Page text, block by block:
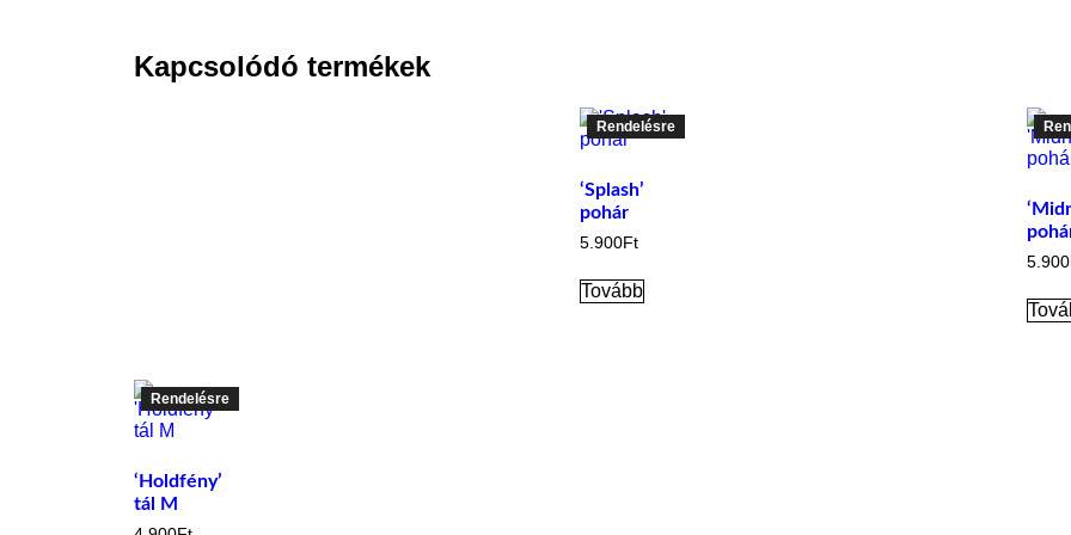
Kapcsolódó termékek
Rendelésre
‘Splash’
pohár
5.900Ft
Tovább
5.900
Rendelésre
‘Holdfény’
tál M